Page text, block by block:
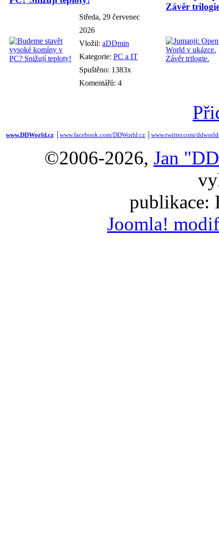
Středa, 29 červenec
2026
Vložil: aDDmin
Kategorie: PC a IT
Spuštěno: 1383x
Komentářů: 4
Závěr
www.DDWorld.cz www.facebook.com/DDWorld.cz www.twitter.com/
©2006-2026, Jan
publikace:
Joomla!